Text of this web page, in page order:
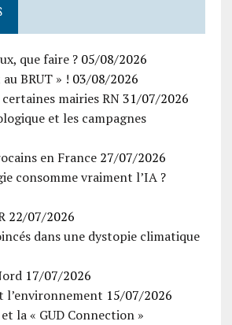
que faire ? 05/08/2026
BRUT » ! 03/08/2026
mairies RN 31/07/2026
et les campagnes
en France 27/07/2026
consomme vraiment l’IA ?
22/07/2026
dans une dystopie climatique
17/07/2026
l’environnement 15/07/2026
la « GUD Connection »